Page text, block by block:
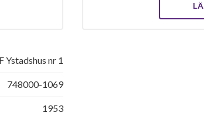
Ystadshus nr 1
748000-1069
1953